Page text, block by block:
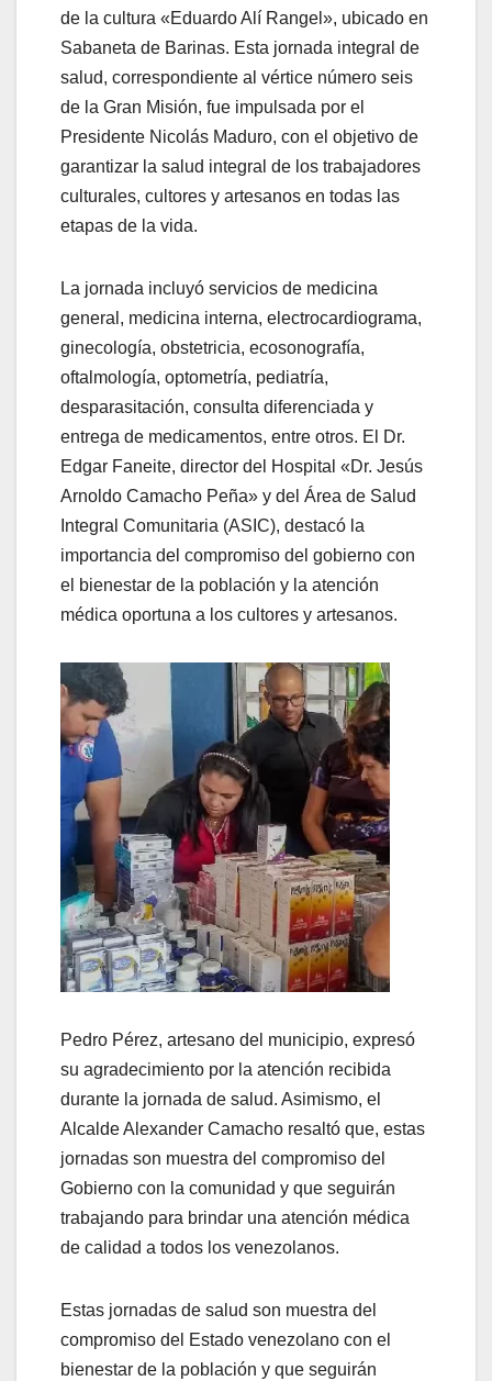
de la cultura «Eduardo Alí Rangel», ubicado en
Sabaneta de Barinas. Esta jornada integral de
salud, correspondiente al vértice número seis
de la Gran Misión, fue impulsada por el
Presidente Nicolás Maduro, con el objetivo de
garantizar la salud integral de los trabajadores
culturales, cultores y artesanos en todas las
etapas de la vida.
La jornada incluyó servicios de medicina
general, medicina interna, electrocardiograma,
ginecología, obstetricia, ecosonografía,
oftalmología, optometría, pediatría,
desparasitación, consulta diferenciada y
entrega de medicamentos, entre otros. El Dr.
Edgar Faneite, director del Hospital «Dr. Jesús
Arnoldo Camacho Peña» y del Área de Salud
Integral Comunitaria (ASIC), destacó la
importancia del compromiso del gobierno con
el bienestar de la población y la atención
médica oportuna a los cultores y artesanos.
Pedro Pérez, artesano del municipio, expresó
su agradecimiento por la atención recibida
durante la jornada de salud. Asimismo, el
Alcalde Alexander Camacho resaltó que, estas
jornadas son muestra del compromiso del
Gobierno con la comunidad y que seguirán
trabajando para brindar una atención médica
de calidad a todos los venezolanos.
Estas jornadas de salud son muestra del
compromiso del Estado venezolano con el
bienestar de la población y que seguirán